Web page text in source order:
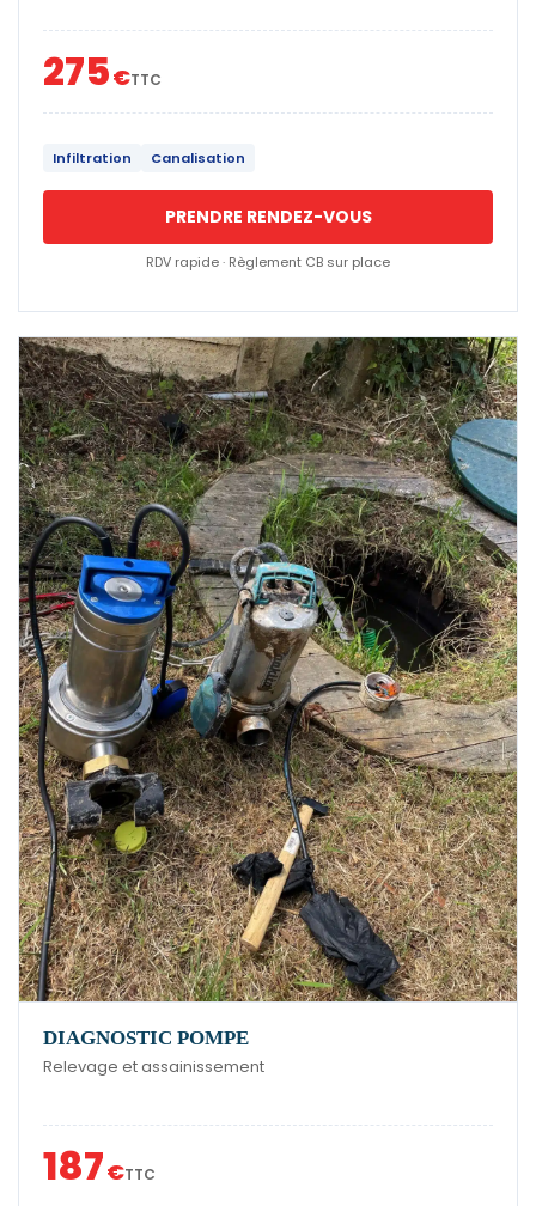
275€TTC
Infiltration Canalisation
PRENDRE RENDEZ-VOUS
RDV rapide · Règlement CB sur place
DIAGNOSTIC POMPE
Relevage et assainissement
187€TTC